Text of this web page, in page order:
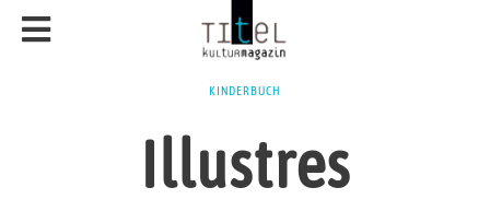
KINDERBUCH
Illustres